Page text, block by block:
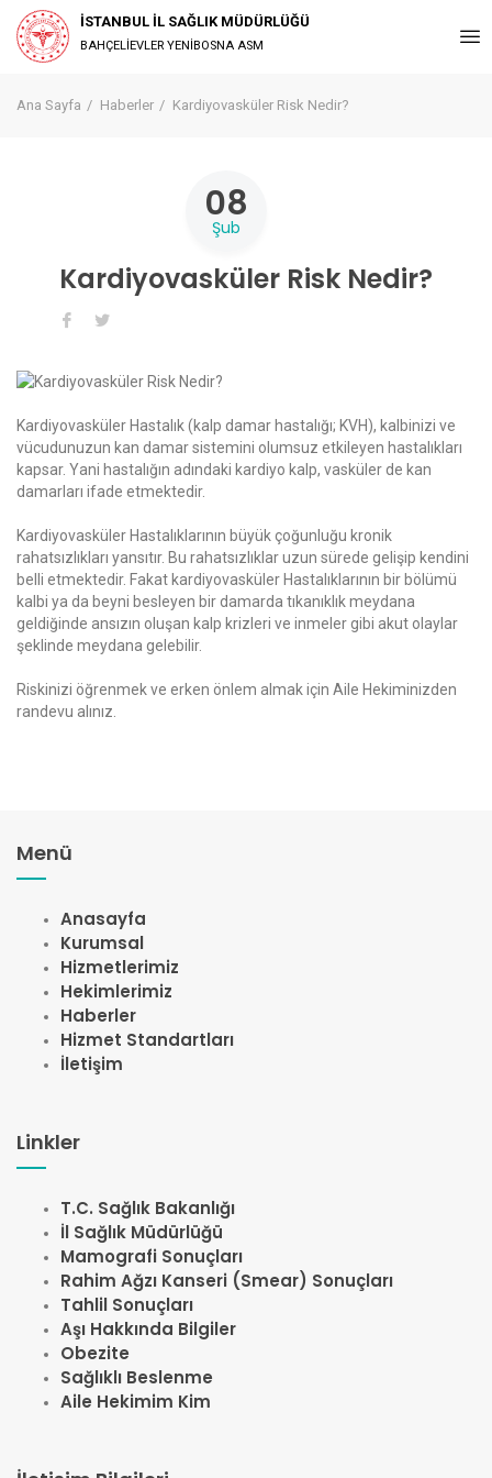
İSTANBUL İL SAĞLIK MÜDÜRLÜĞÜ
BAHÇELİEVLER YENİBOSNA ASM
Ana Sayfa Haberler Kardiyovasküler Risk Nedir?
08
Şub
Kardiyovasküler Risk Nedir?
Kardiyovasküler Hastalık (kalp damar hastalığı; KVH), kalbinizi ve
vücudunuzun kan damar sistemini olumsuz etkileyen hastalıkları
kapsar. Yani hastalığın adındaki kardiyo kalp, vasküler de kan
damarları ifade etmektedir.
Kardiyovasküler Hastalıklarının büyük çoğunluğu kronik
rahatsızlıkları yansıtır. Bu rahatsızlıklar uzun sürede gelişip kendini
belli etmektedir. Fakat kardiyovasküler Hastalıklarının bir bölümü
kalbi ya da beyni besleyen bir damarda tıkanıklık meydana
geldiğinde ansızın oluşan kalp krizleri ve inmeler gibi akut olaylar
şeklinde meydana gelebilir.
Riskinizi öğrenmek ve erken önlem almak için Aile Hekiminizden
randevu alınız.
Menü
Anasayfa
Kurumsal
Hizmetlerimiz
Hekimlerimiz
Haberler
Hizmet Standartları
İletişim
Linkler
T.C. Sağlık Bakanlığı
İl Sağlık Müdürlüğü
Mamografi Sonuçları
Rahim Ağzı Kanseri (Smear) Sonuçları
Tahlil Sonuçları
Aşı Hakkında Bilgiler
Obezite
Sağlıklı Beslenme
Aile Hekimim Kim